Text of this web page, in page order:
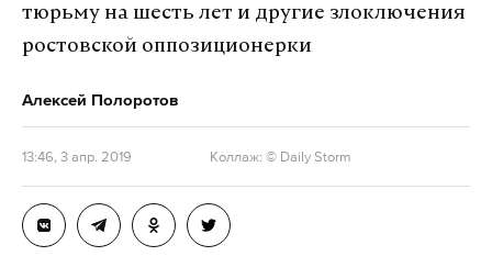
тюрьму на шесть лет и другие злоключения
ростовской оппозиционерки
Алексей Полоротов
13:46, 3 апр. 2019 Коллаж: © Daily Storm